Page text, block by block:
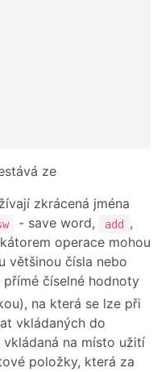
ze
zkrácená jména
- save word, add ,
operace mohou
většinou čísla nebo
číselné hodnoty
na která se lze při
vkládaných do
na místo užití
položky, která za